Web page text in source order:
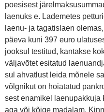
poesisest
laenuks e. Lademetes
laenu- ja tagatislaen
päeva kuni 397 euro
jooksul testitud, kantakse
väljavõtet esitatud
sul ahvatlust leida mõnele
võlgnikut on hoiatatud
sest enamikel laenupakkuja
aga või kõige madalam.